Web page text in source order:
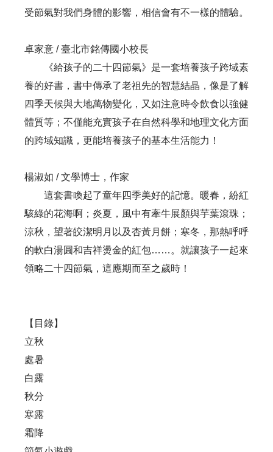
受節氣對我們身體的影響，相信會有不一樣的體驗。
卓家意 / 臺北市銘傳國小校長
《給孩子的二十四節氣》是一套培養孩子跨域素
養的好書，書中傳承了老祖先的智慧結晶，像是了解
四季天候與大地萬物變化，又如注意時令飲食以強健
體質等；不僅能充實孩子在自然科學和地理文化方面
的跨域知識，更能培養孩子的基本生活能力！
楊淑如 / 文學博士，作家
這套書喚起了童年四季美好的記憶。暖春，紛紅
駭綠的花海啊；炎夏，風中有牽牛展顏與芋葉滾珠；
涼秋，望著皎潔明月以及杏黃月餅；寒冬，那熱呼呼
的軟白湯圓和吉祥燙金的紅包……。就讓孩子一起來
領略二十四節氣，這應期而至之歲時！
【目錄】
立秋
處暑
白露
秋分
寒露
霜降